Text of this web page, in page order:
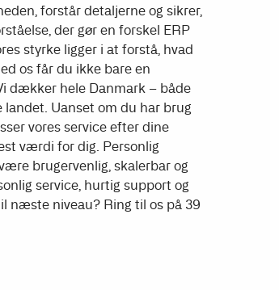
forstår detaljerne og sikrer,
der gør en forskel ERP
styrke ligger i at forstå, hvad
os får du ikke bare en
dækker hele Danmark – både
landet. Uanset om du har brug
vores service efter dine
værdi for dig. Personlig
brugervenlig, skalerbar og
service, hurtig support og
næste niveau? Ring til os på 39